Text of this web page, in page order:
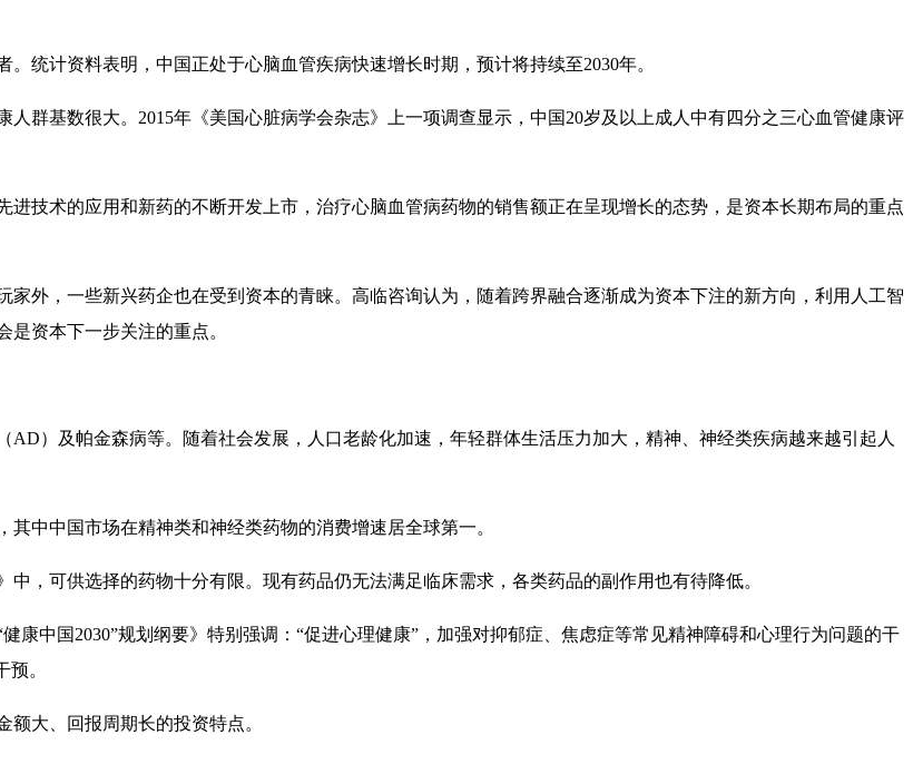
统计资料表明，中国正处于心脑血管疾病快速增长时期，预计将持续至2030年。
群基数很大。2015年《美国心脏病学会杂志》上一项调查显示，中国20岁及以上成人中有四分之三心血管健康评
技术的应用和新药的不断开发上市，治疗心脑血管病药物的销售额正在呈现增长的态势，是资本长期布局的重点
外，一些新兴药企也在受到资本的青睐。高临咨询认为，随着跨界融合逐渐成为资本下注的新方向，利用人工智
资本下一步关注的重点。
）及帕金森病等。随着社会发展，人口老龄化加速，年轻群体生活压力加大，精神、神经类疾病越来越引起人
中中国市场在精神类和神经类药物的消费增速居全球第一。
，可供选择的药物十分有限。现有药品仍无法满足临床需求，各类药品的副作用也有待降低。
康中国2030”规划纲要》特别强调：“促进心理健康”，加强对抑郁症、焦虑症等常见精神障碍和心理行为问题的干
。
大、回报周期长的投资特点。